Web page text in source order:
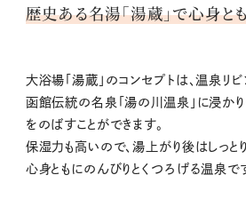
歴史ある名湯「湯蔵」で心身と
大浴場「湯蔵」のコンセプトは、温泉リビ
函館伝統の名泉「湯の川温泉」に浸かり
をのばすことができます。
保湿力も高いので、湯上がり後はしっと
心身ともにのんびりとくつろげる温泉で